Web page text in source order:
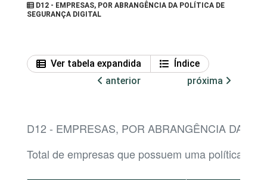
D12 - EMPRESAS, POR ABRANGÊNCIA DA POLÍTICA DE
SEGURANÇA DIGITAL
Ver tabela expandida
Índice
anterior
próxima
D12 - EMPRESAS, POR ABRANGÊNCIA DA
Total de empresas que possuem uma política de